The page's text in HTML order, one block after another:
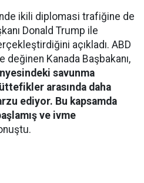
ikili diplomasi trafiğine de
Donald Trump ile
açıkladı. ABD
Kanada Başbakanı,
savunma
arasında daha
ediyor. Bu kapsamda
ve ivme